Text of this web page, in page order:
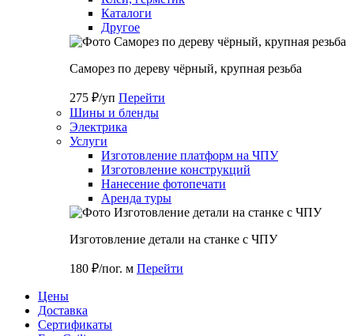
Каталоги
Другое
Саморез по дереву чёрный, крупная резьба
275 ₽/уп Перейти
Шины и бленды
Электрика
Услуги
Изготовление платформ на ЧПУ
Изготовление конструкций
Нанесение фотопечати
Аренда туры
Изготовление детали на станке с ЧПУ
180 ₽/пог. м Перейти
Цены
Доставка
Cертификаты